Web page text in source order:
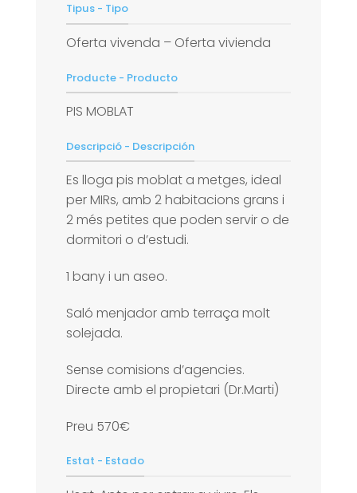
Tipus - Tipo
Oferta vivenda – Oferta vivienda
Producte - Producto
PIS MOBLAT
Descripció - Descripción
Es lloga pis moblat a metges, ideal
per MIRs, amb 2 habitacions grans i
2 més petites que poden servir o de
dormitori o d’estudi.
1 bany i un aseo.
Saló menjador amb terraça molt
solejada.
Sense comisions d’agencies.
Directe amb el propietari (Dr.Marti)
Preu 570€
Estat - Estado